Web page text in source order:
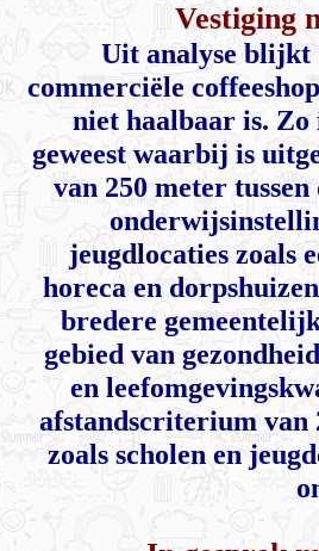
Vestiging
Uit analyse blijkt
commerciële
niet haalbaar is.
geweest waarbij is
van 250 meter
jeugdlocaties zoals
horeca en
bredere
gebied van
en
afstandscriterium van
zoals scholen en